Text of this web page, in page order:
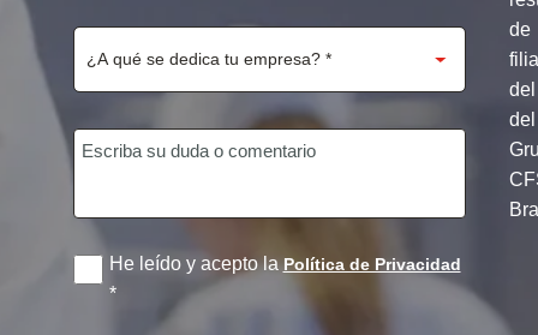
de
del
del
He leído y acepto laPolítica de Privacidad
*